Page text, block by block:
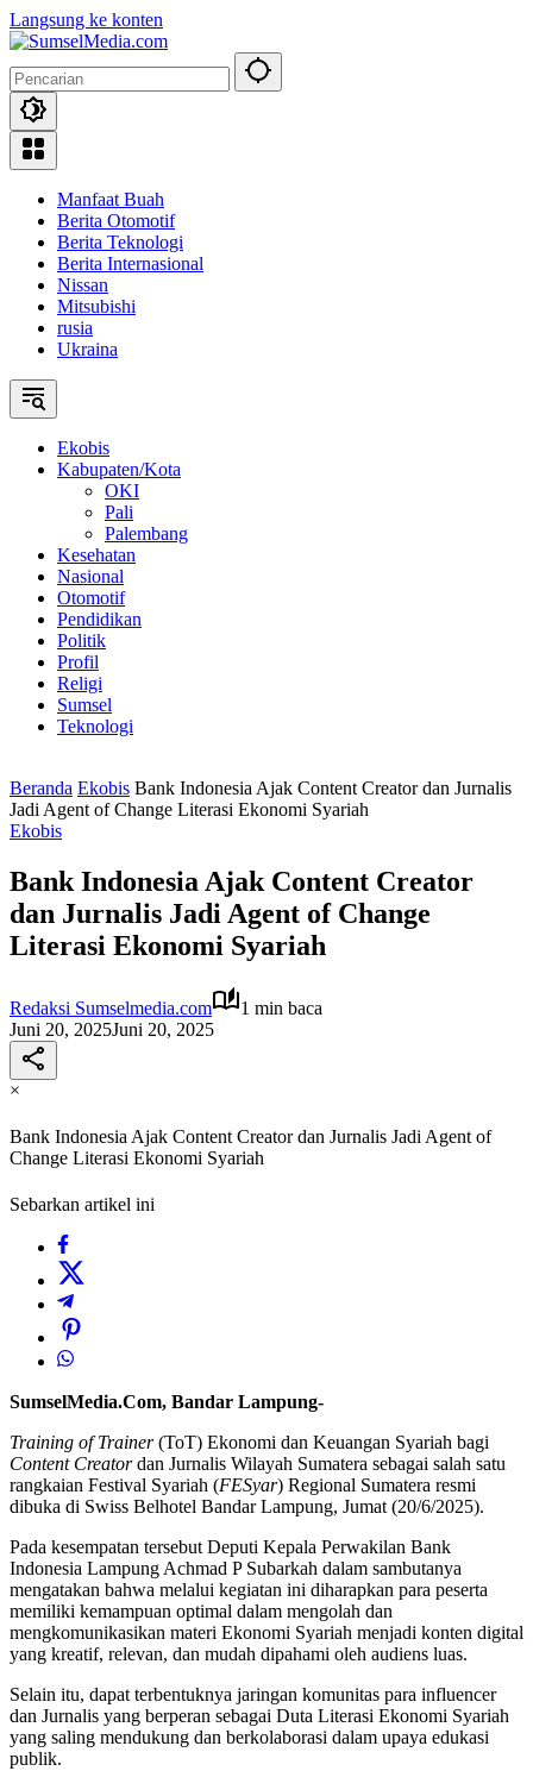
Langsung ke konten
Manfaat Buah
Berita Otomotif
Berita Teknologi
Berita Internasional
Nissan
Mitsubishi
rusia
Ukraina
Ekobis
Kabupaten/Kota
OKI
Pali
Palembang
Kesehatan
Nasional
Otomotif
Pendidikan
Politik
Profil
Religi
Sumsel
Teknologi
Beranda Ekobis Bank Indonesia Ajak Content Creator dan Jurnalis
Jadi Agent of Change Literasi Ekonomi Syariah
Ekobis
Bank Indonesia Ajak Content Creator
dan Jurnalis Jadi Agent of Change
Literasi Ekonomi Syariah
Redaksi Sumselmedia.com
1 min baca
Juni 20, 2025Juni 20, 2025
×
Bank Indonesia Ajak Content Creator dan Jurnalis Jadi Agent of
Change Literasi Ekonomi Syariah
Sebarkan artikel ini
SumselMedia.Com, Bandar Lampung-
Training of Trainer(ToT) Ekonomi dan Keuangan Syariah bagi
Content Creatordan Jurnalis Wilayah Sumatera sebagai salah satu
rangkaian Festival Syariah (FESyar) Regional Sumatera resmi
dibuka di Swiss Belhotel Bandar Lampung, Jumat (20/6/2025).
Pada kesempatan tersebut Deputi Kepala Perwakilan Bank
Indonesia Lampung Achmad P Subarkah dalam sambutanya
mengatakan bahwa melalui kegiatan ini diharapkan para peserta
memiliki kemampuan optimal dalam mengolah dan
mengkomunikasikan materi Ekonomi Syariah menjadi konten digital
yang kreatif, relevan, dan mudah dipahami oleh audiens luas.
Selain itu, dapat terbentuknya jaringan komunitas para influencer
dan Jurnalis yang berperan sebagai Duta Literasi Ekonomi Syariah
yang saling mendukung dan berkolaborasi dalam upaya edukasi
publik.